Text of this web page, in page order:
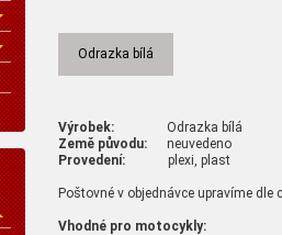
Odrazka bílá
Výrobek: Odrazka bílá
Země původu: neuvedeno
Provedení: plexi, plast
Poštovné v objednávce upravíme dle
Vhodné pro motocykly: